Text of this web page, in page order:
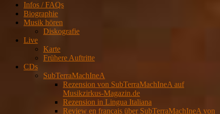
Infos / FAQs
Biographie
Musik hören
Diskografie
Live
Karte
Frühere Auftritte
CDs
SubTerraMachIneA
Rezension von SubTerraMachIneA auf
Musikzirkus-Magazin.de
Rezension in Lingua Italiana
Review en francais über SubTerraMachIneA von